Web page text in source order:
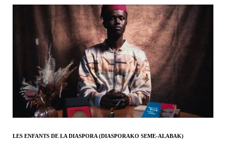
LES ENFANTS DE LA DIASPORA (DIASPORAKO SEME-ALABAK)